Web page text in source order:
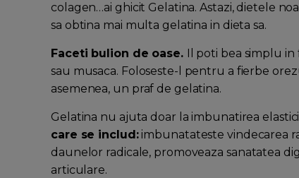
colagen…ai ghicit Gelatina. Astazi, dietele
sa obtina mai multa gelatina in dieta sa.
Faceti bulion de oase.
Il poti bea simplu
sau musaca. Foloseste-l pentru a fierbe
asemenea, un praf de gelatina.
Gelatina nu ajuta doar la imbunatirea
care se includ:imbunatateste vindecarea
daunelor radicale, promoveaza sanatatea
articulare.